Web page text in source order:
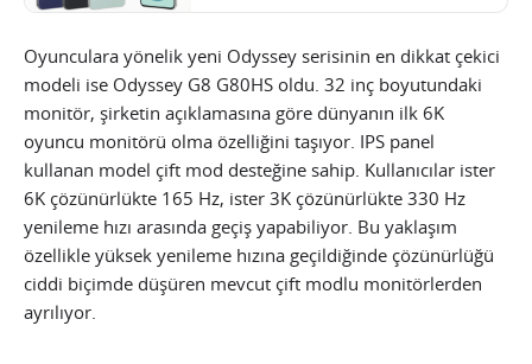
Oyunculara yönelik yeni Odyssey serisinin en dikkat çekici
modeli ise Odyssey G8 G80HS oldu. 32 inç boyutundaki
monitör, şirketin açıklamasına göre dünyanın ilk 6K
oyuncu monitörü olma özelliğini taşıyor. IPS panel
kullanan model çift mod desteğine sahip. Kullanıcılar ister
6K çözünürlükte 165 Hz, ister 3K çözünürlükte 330 Hz
yenileme hızı arasında geçiş yapabiliyor. Bu yaklaşım
özellikle yüksek yenileme hızına geçildiğinde çözünürlüğü
ciddi biçimde düşüren mevcut çift modlu monitörlerden
ayrılıyor.